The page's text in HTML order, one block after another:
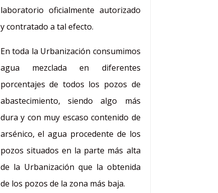
laboratorio oficialmente autorizado
y contratado a tal efecto.
En toda la Urbanización consumimos
agua mezclada en diferentes
porcentajes de todos los pozos de
abastecimiento, siendo algo más
dura y con muy escaso contenido de
arsénico, el agua procedente de los
pozos situados en la parte más alta
de la Urbanización que la obtenida
de los pozos de la zona más baja.